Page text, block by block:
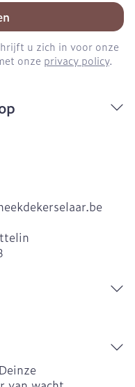
u zich in voor onze
onze privacy policy.